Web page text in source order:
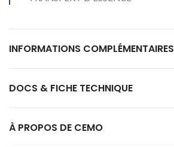
INFORMATIONS COMPLÉMENTAIRES
DOCS & FICHE TECHNIQUE
À PROPOS DE CEMO